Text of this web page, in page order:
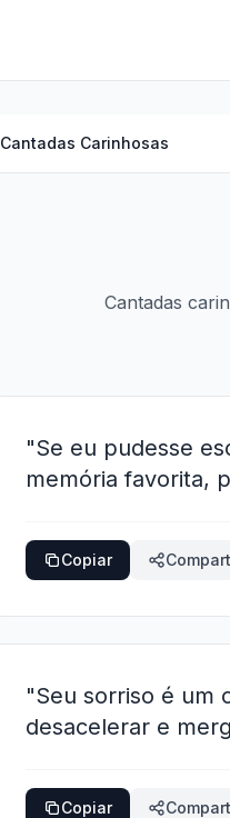
Cantadas Carinhosas
Cantadas
"Se eu pudesse
memória favorita,
Copiar
"Seu sorriso é um
desacelerar e
Copiar